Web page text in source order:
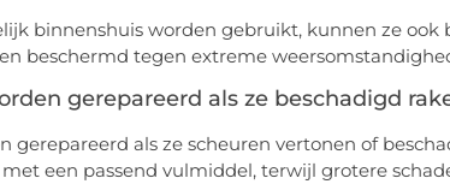
binnenshuis worden gebruikt, kunnen ze ook
beschermd tegen extreme
gerepareerd als ze beschadigd
als ze scheuren vertonen of
een passend vulmiddel, terwijl grotere